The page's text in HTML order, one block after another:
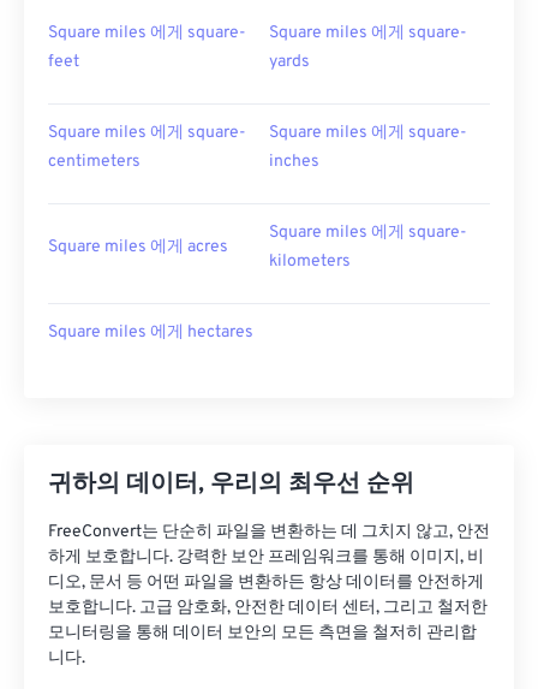
Square miles 에게 square-
feet
Square miles 에게 square-
yards
Square miles 에게 square-
centimeters
Square miles 에게 square-
inches
Square miles 에게 acres
Square miles 에게 square-
kilometers
Square miles 에게 hectares
귀하의 데이터, 우리의 최우선 순위
FreeConvert는 단순히 파일을 변환하는 데 그치지 않고, 안전
하게 보호합니다. 강력한 보안 프레임워크를 통해 이미지, 비
디오, 문서 등 어떤 파일을 변환하든 항상 데이터를 안전하게
보호합니다. 고급 암호화, 안전한 데이터 센터, 그리고 철저한
모니터링을 통해 데이터 보안의 모든 측면을 철저히 관리합
니다.